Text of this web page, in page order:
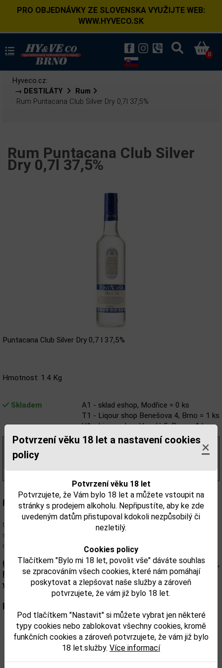
Potvrzení věku 18 let a nastavení cookies
policy
×
Potvrzení věku 18 let
Potvrzujete, že Vám bylo 18 let a můžete vstoupit na
stránky s prodejem alkoholu. Nepřipustíte, aby ke zde
uvedeným datům přistupoval kdokoli nezpůsobilý či
nezletilý.
Cookies policy
Tlačítkem "Bylo mi 18 let, povolit vše" dáváte souhlas
se zpracováním všech cookies, které nám pomáhají
poskytovat a zlepšovat naše služby a zároveň
potvrzujete, že vám již bylo 18 let.
Pod tlačítkem "Nastavit" si můžete vybrat jen některé
typy cookies nebo zablokovat všechny cookies, kromě
funkčních cookies a zároveň potvrzujete, že vám již bylo
18 let.služby. Více informací
PRO OBJEDNÁVKY ZE SLOVENSKA VYUŽIJTE WEB:
WWW.HYVECO.SK
0
Hyveco.cz:
→ DESTILÁTY
Rum
Rum Puntacana Club Silver Dry 0,7l 37,5%
Rum Puntacana Club Silver
Dry 0,7l 37,5%
Puntacana Club Silver Dry 0,7 l 37,5%
Hmotnost: 1.4 Kg
Skladem
A1 - sklad eshop, Modřice = 0 ks
T1 - Liqour shop Benešova 4, Brno = 1 ks
V1 - Liqour shop Veselá 5, Brno = 1 ks
399,00 Kč
Popis:
Tento vynikající rum je světlé a čiré barvy. Ve vůni jsou stopy
tropického ovoce a cukrové třtiny. Chuť je velmi jemná s drobnou
sladkostí. Rum je výrazný a vhodný pro míchání nejrůznějších
drinků.
Upozorňujeme, že tento produkt může obsahovat alergeny.
Přesné složení a alergeny jsou k dispozici na obalu
výrobku. Zkontrolujte prosím před konzumací.
Parametry:
Obsah alkoholu obj. %: 37,5